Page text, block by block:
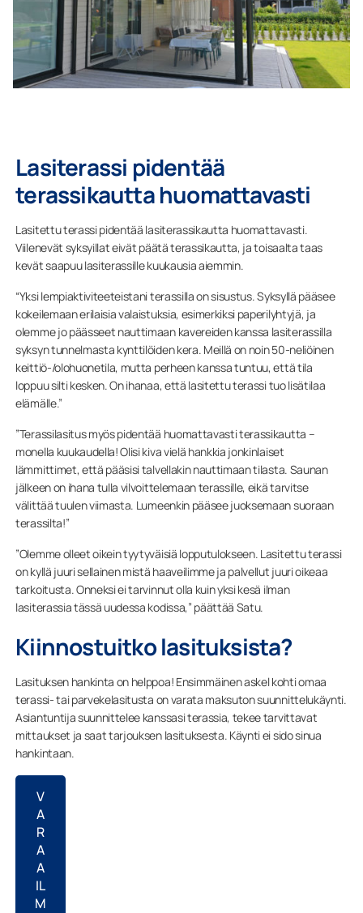
Lasiterassi pidentää
terassikautta huomattavasti
Lasitettu terassi pidentää lasiterassikautta huomattavasti.
Viilenevät syksyillat eivät päätä terassikautta, ja toisaalta taas
kevät saapuu lasiterassille kuukausia aiemmin.
“Yksi lempiaktiviteeteistani terassilla on sisustus. Syksyllä pääsee
kokeilemaan erilaisia valaistuksia, esimerkiksi paperilyhtyjä, ja
olemme jo päässeet nauttimaan kavereiden kanssa lasiterassilla
syksyn tunnelmasta kynttilöiden kera. Meillä on noin 50-neliöinen
keittiö-/olohuonetila, mutta perheen kanssa tuntuu, että tila
loppuu silti kesken. On ihanaa, että lasitettu terassi tuo lisätilaa
elämälle.”
”Terassilasitus myös pidentää huomattavasti terassikautta –
monella kuukaudella! Olisi kiva vielä hankkia jonkinlaiset
lämmittimet, että pääsisi talvellakin nauttimaan tilasta. Saunan
jälkeen on ihana tulla vilvoittelemaan terassille, eikä tarvitse
välittää tuulen viimasta. Lumeenkin pääsee juoksemaan suoraan
terassilta!”
”Olemme olleet oikein tyytyväisiä lopputulokseen. Lasitettu terassi
on kyllä juuri sellainen mistä haaveilimme ja palvellut juuri oikeaa
tarkoitusta. Onneksi ei tarvinnut olla kuin yksi kesä ilman
lasiterassia tässä uudessa kodissa,” päättää Satu.
Kiinnostuitko lasituksista?
Lasituksen hankinta on helppoa! Ensimmäinen askel kohti omaa
terassi- tai parvekelasitusta on varata maksuton suunnittelukäynti.
Asiantuntija suunnittelee kanssasi terassia, tekee tarvittavat
mittaukset ja saat tarjouksen lasituksesta. Käynti ei sido sinua
hankintaan.
V
A
R
A
A
IL
M